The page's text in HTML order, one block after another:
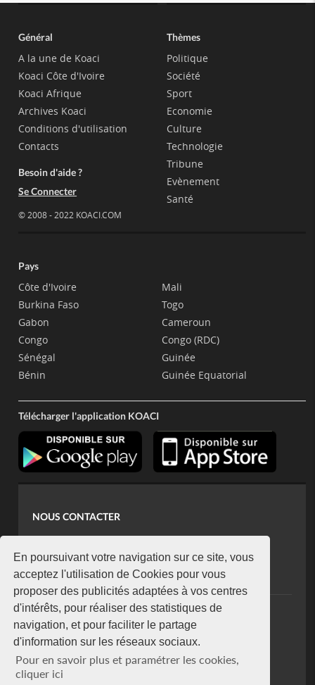
En poursuivant votre navigation sur ce site, vous
acceptez l'utilisation de Cookies pour vous
proposer des publicités adaptées à vos centres
d'intérêts, pour réaliser des statistiques de
navigation, et pour faciliter le partage
d'information sur les réseaux sociaux.
Pour en savoir plus et paramétrer les cookies,
cliquer ici
Général
A la une de Koaci
Koaci Côte d'Ivoire
Koaci Afrique
Archives Koaci
Conditions d'utilisation
Contacts
Besoin d'aide ?
Se Connecter
© 2008 - 2022 KOACI.COM
Thèmes
Politique
Société
Sport
Economie
Culture
Technologie
Tribune
Evènement
Santé
Pays
Côte d'Ivoire
Burkina Faso
Gabon
Congo
Sénégal
Bénin
Mali
Togo
Cameroun
Congo (RDC)
Guinée
Guinée Equatorial
Télécharger l'application KOACI
NOUS CONTACTER
koaci@yahoo.fr
+225 07 08 85 52 93
NEWSLETTER
Restez connecté via notre newsletter
S'abonner
Se désabonner